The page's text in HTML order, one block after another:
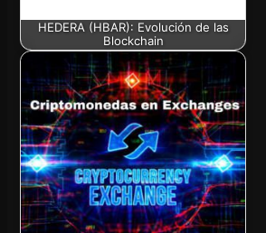
HEDERA (HBAR): Evolución de las
Blockchain